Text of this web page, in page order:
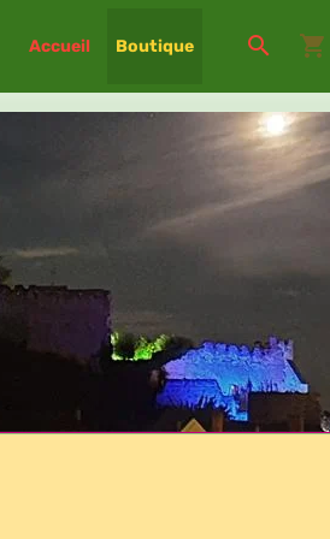
Accueil Boutique